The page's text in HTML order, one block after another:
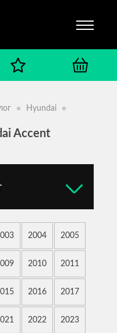
Hyundai
Accent
2004 2005
2010 2011
2016 2017
2022 2023